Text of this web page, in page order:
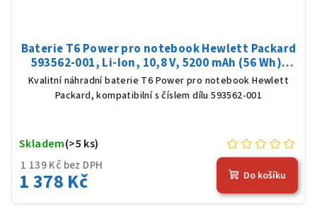
Baterie T6 Power pro notebook Hewlett Packard
593562-001, Li-Ion, 10,8 V, 5200 mAh (56 Wh),
černá
Kvalitní náhradní baterie T6 Power pro notebook Hewlett
Packard, kompatibilní s číslem dílu 593562-001
1 139 Kč bez DPH
1 378 Kč
Skladem(>5 ks)
Do košíku